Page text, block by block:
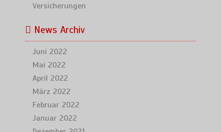
Versicherungen
News Archiv
Juni 2022
Mai 2022
April 2022
März 2022
Februar 2022
Januar 2022